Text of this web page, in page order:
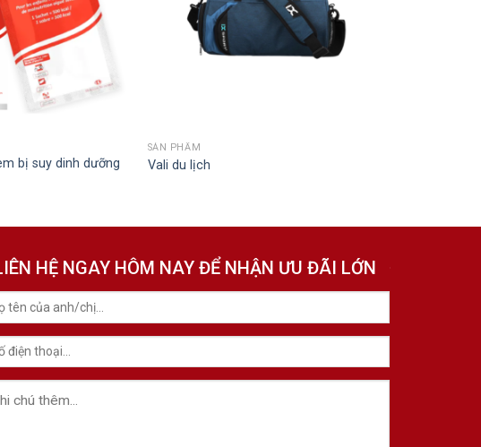
bị suy dinh dưỡng
SẢN PHẨM
Vali du lịch
HỆ NGAY HÔM NAY ĐỂ NHẬN ƯU ĐÃI LỚN